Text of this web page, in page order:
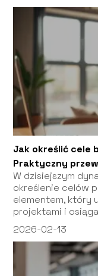
Jak określić cele
Praktyczny
W dzisiejszym
określenie celów
elementem, który
projektami i
2026-02-13